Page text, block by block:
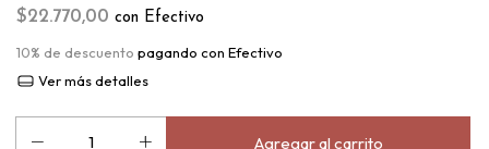
$22.770,00 con Efectivo
10% de descuento pagando con Efectivo
Ver más detalles